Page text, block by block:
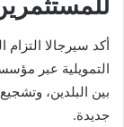
أكد سيرجالا التزام
التمويلية عبر
بين البلدين،
جديدة.